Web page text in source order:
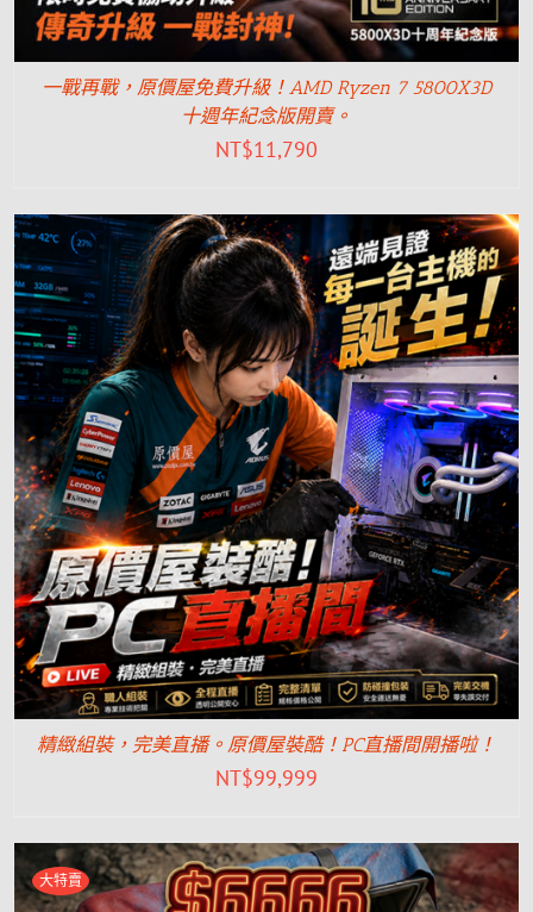
一戰再戰，原價屋免費升級！AMD Ryzen 7 5800X3D
十週年紀念版開賣。
NT$11,790
精緻組裝，完美直播。原價屋裝酷！PC直播間開播啦！
NT$99,999
大特賣